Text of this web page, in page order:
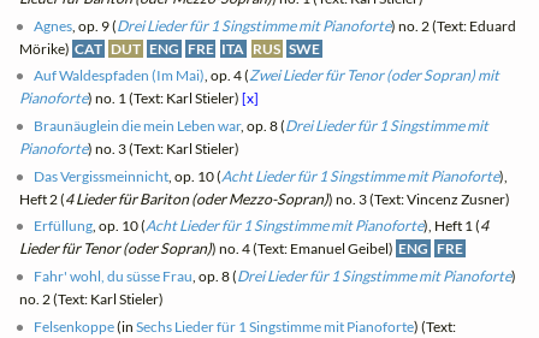
Agnes , op. 9 (Drei Lieder für 1 Singstimme mit Pianoforte) no. 2 (Text: Eduard
Mörike) CAT DUT ENG FRE ITA RUS SWE
Auf Waldespfaden (Im Mai), op. 4 (Zwei Lieder für Tenor (oder Sopran) mit
Pianoforte) no. 1 (Text: Karl Stieler)[x]
Braunäuglein die mein Leben war, op. 8 (Drei Lieder für 1 Singstimme mit
Pianoforte) no. 3 (Text: Karl Stieler)
Das Vergissmeinnicht , op. 10 (Acht Lieder für 1 Singstimme mit Pianoforte),
Heft 2 (4 Lieder für Bariton (oder Mezzo-Sopran)) no. 3 (Text: Vincenz Zusner)
Erfüllung, op. 10 (Acht Lieder für 1 Singstimme mit Pianoforte), Heft 1 (4
Lieder für Tenor (oder Sopran)) no. 4 (Text: Emanuel Geibel) ENG FRE
Fahr' wohl, du süsse Frau , op. 8 (Drei Lieder für 1 Singstimme mit Pianoforte)
no. 2 (Text: Karl Stieler)
Felsenkoppe(inSechs Lieder für 1 Singstimme mit Pianoforte) (Text: